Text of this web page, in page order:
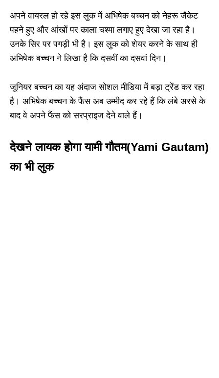
अपने वायरल हो रहे इस लुक में अभिषेक बच्चन को नेहरू जैकेट
पहने हुए और आंखों पर काला चश्मा लगाए हुए देखा जा रहा है।
उनके सिर पर पगड़ी भी है। इस लुक को शेयर करने के साथ ही
अभिषेक बच्चन ने लिखा है कि दसवीं का दसवां दिन।
जूनियर बच्चन का यह अंदाज सोशल मीडिया में बड़ा ट्रेंड कर रहा
है। अभिषेक बच्चन के फैंस अब उम्मीद कर रहे हैं कि लंबे अरसे के
बाद वे अपने फैंस को सरप्राइज देने वाले हैं।
देखने लायक होगा यामी गौतम(Yami Gautam)
का भी लुक